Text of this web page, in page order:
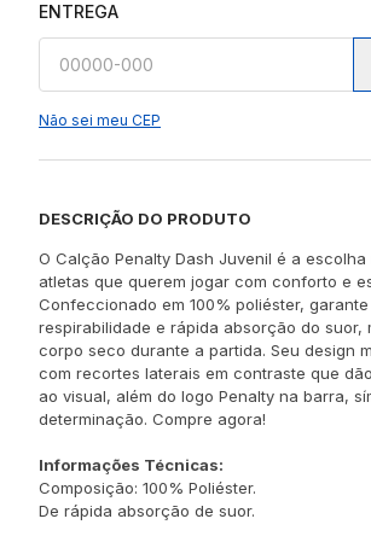
ENTREGA
Não sei meu CEP
DESCRIÇÃO DO PRODUTO
O Calção Penalty Dash Juvenil é a
atletas que querem jogar com conforto e
Confeccionado em 100% poliéster,
respirabilidade e rápida absorção do suor,
corpo seco durante a partida. Seu design
com recortes laterais em contraste que
ao visual, além do logo Penalty na barra,
determinação. Compre agora!
Informações Técnicas:
Composição: 100% Poliéster.
De rápida absorção de suor.